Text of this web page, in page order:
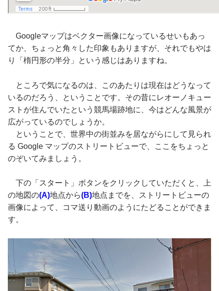
Googleマップはベクター画像になっているせいもあっ
てか、ちょっと角々した印象もありますが、それでもやは
り「楕円形の半分」という感じはありますね。
ところで気になるのは、このあたりは現在はどうなって
いるのだろう、ということです。その昔にレオーノキュー
ストが住んでいたという競馬場跡地に、今はどんな風景が
広がっているのでしょうか。
ということで、世界中の街並みを居ながらにして見られ
る Google マップのストリートビューで、ここをちょっと
のぞいてみましょう。
下の「スタート」ボタンをクリックしていただくと、上
の地図の(A)地点から(B)地点までを、ストリートビューの
画像によって、コマ送り動画のようにたどることができま
す。